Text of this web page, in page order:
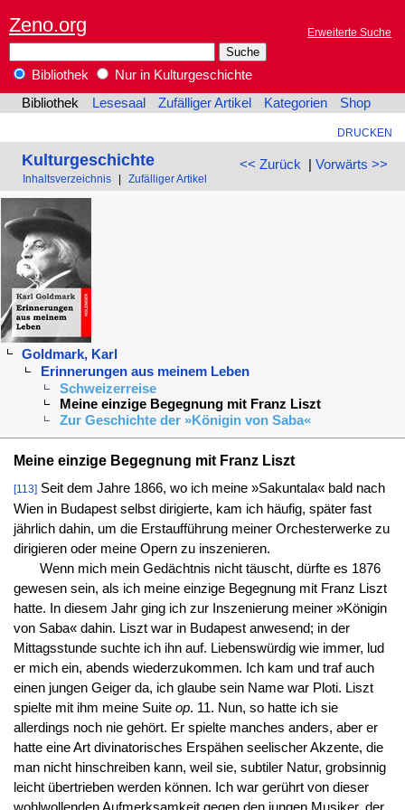
Zeno.org Erweiterte Suche
Bibliothek
Nur in Kulturgeschichte
Bibliothek
Lesesaal Zufälliger Artikel Kategorien Shop
DRUCKEN
<< Zurück | Vorwärts >>
Kulturgeschichte
Inhaltsverzeichnis Zufälliger Artikel
Goldmark, Karl
Erinnerungen aus meinem Leben
Schweizerreise
Meine einzige Begegnung mit Franz Liszt
Zur Geschichte der »Königin von Saba«
Meine einzige Begegnung mit Franz Liszt
[113]Seit dem Jahre 1866, wo ich meine »Sakuntala« bald nach
Wien in Budapest selbst dirigierte, kam ich häufig, später fast
jährlich dahin, um die Erstaufführung meiner Orchesterwerke zu
dirigieren oder meine Opern zu inszenieren.
Wenn mich mein Gedächtnis nicht täuscht, dürfte es 1876
gewesen sein, als ich meine einzige Begegnung mit Franz Liszt
hatte. In diesem Jahr ging ich zur Inszenierung meiner »Königin
von Saba« dahin. Liszt war in Budapest anwesend; in der
Mittagsstunde suchte ich ihn auf. Liebenswürdig wie immer, lud
er mich ein, abends wiederzukommen. Ich kam und traf auch
einen jungen Geiger da, ich glaube sein Name war Ploti. Liszt
spielte mit ihm meine Suite op. 11. Nun, so hatte ich sie
allerdings noch nie gehört. Er spielte manches anders, aber er
hatte eine Art divinatorisches Erspähen seelischer Akzente, die
man nicht hinschreiben kann, weil sie, subtiler Natur, grobsinnig
leicht übertrieben werden können. Ich war gerührt von dieser
wohlwollenden Aufmerksamkeit gegen den jungen Musiker, der